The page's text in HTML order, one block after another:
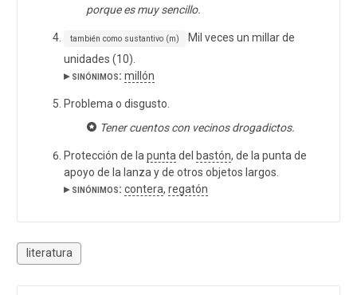
porque es muy sencillo.
también como sustantivo (m)
Mil veces un millar de
unidades (10).
▸ sinónimos: millón
Problema o disgusto.
Tener cuentos con vecinos drogadictos.
Protección de la punta del bastón, de la punta de
apoyo de la lanza y de otros objetos largos.
▸ sinónimos: contera, regatón
literatura